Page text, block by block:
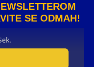
SE ODMAH!